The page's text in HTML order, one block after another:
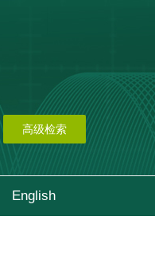
高级检索
English